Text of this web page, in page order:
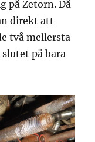
på Zetorn. Då
direkt att
två mellersta
på bara